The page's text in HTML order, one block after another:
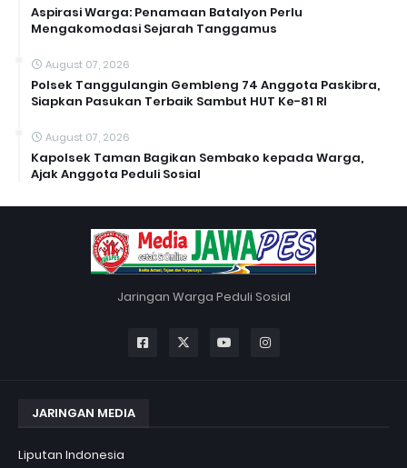
Aspirasi Warga: Penamaan Batalyon Perlu
Mengakomodasi Sejarah Tanggamus
August 07, 2026
Polsek Tanggulangin Gembleng 74 Anggota Paskibra,
Siapkan Pasukan Terbaik Sambut HUT Ke-81 RI
August 07, 2026
Kapolsek Taman Bagikan Sembako kepada Warga,
Ajak Anggota Peduli Sosial
Jaringan Warga Peduli Sosial
JARINGAN MEDIA
Liputan Indonesia